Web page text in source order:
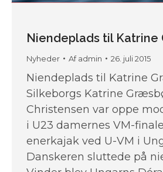
Niendeplads til
Nyheder Afadmin 26. juli 2015
Niendeplads til Katrine
Silkeborgs Katrine
Christensen var oppe
i U23 damernes VM-
enerkajak ved U-VM i
Danskeren sluttede på